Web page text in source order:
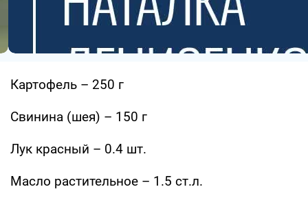
Картофель – 250 г
Свинина (шея) – 150 г
Лук красный – 0.4 шт.
Масло растительное – 1.5 ст.л.